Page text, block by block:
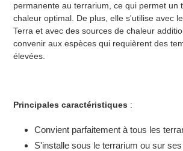
permanente au terrarium, ce qui permet un
chaleur optimal. De plus, elle s'utilise avec
Terra et avec des sources de chaleur
convenir aux espèces qui requièrent des
élevées.
Principales caractéristiques :
Convient parfaitement à tous les
S'installe sous le terrarium ou sur